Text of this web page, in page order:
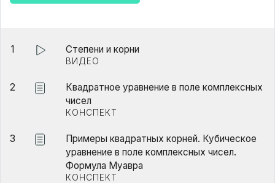
1 Степени и корни
ВИДЕО
2
Квадратное уравнение в поле комплексных
чисел
КОНСПЕКТ
3
Примеры квадратных корней. Кубическое
уравнение в поле комплексных чисел.
Формула Муавра
КОНСПЕКТ